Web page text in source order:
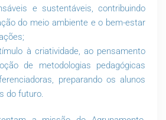
e sustentáveis, contribuindo
do meio ambiente e o bem-estar
à criatividade, ao pensamento
de metodologias pedagógicas
preparando os alunos
do futuro.